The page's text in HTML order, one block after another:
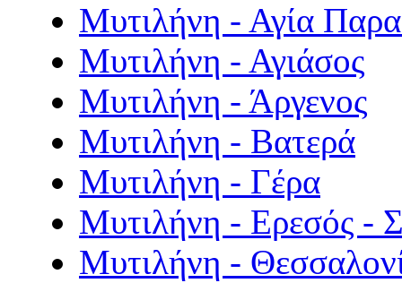
Μυτιλήνη - Αγία
Μυτιλήνη - Αγιάσος
Μυτιλήνη - Άργενος
Μυτιλήνη - Βατερά
Μυτιλήνη - Γέρα
Μυτιλήνη - Ερεσός -
Μυτιλήνη -